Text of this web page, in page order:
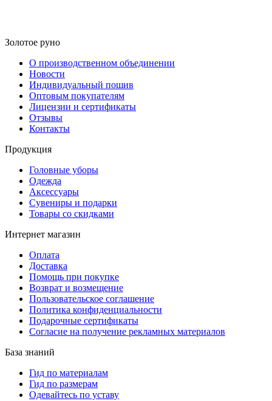
Золотое руно
О производственном объединении
Новости
Индивидуальный пошив
Оптовым покупателям
Лицензии и сертификаты
Отзывы
Контакты
Продукция
Головные уборы
Одежда
Аксессуары
Сувениры и подарки
Товары со скидками
Интернет магазин
Оплата
Доставка
Помощь при покупке
Возврат и возмещение
Пользовательское соглашение
Политика конфиденциальности
Подарочные сертификаты
Согласие на получение рекламных материалов
База знаний
Гид по материалам
Гид по размерам
Одевайтесь по уставу